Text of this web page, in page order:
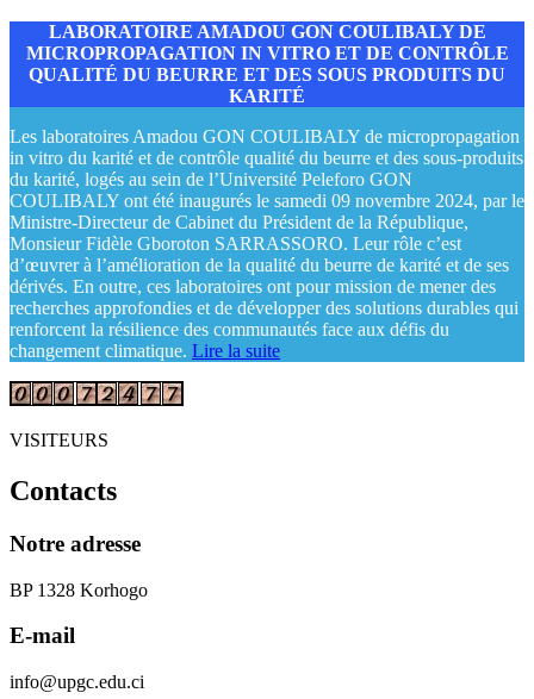
LABORATOIRE AMADOU GON COULIBALY DE
MICROPROPAGATION IN VITRO ET DE CONTRÔLE
QUALITÉ DU BEURRE ET DES SOUS PRODUITS DU
KARITÉ
Les laboratoires Amadou GON COULIBALY de micropropagation
in vitro du karité et de contrôle qualité du beurre et des sous-produits
du karité, logés au sein de l’Université Peleforo GON
COULIBALY ont été inaugurés le samedi 09 novembre 2024, par le
Ministre-Directeur de Cabinet du Président de la République,
Monsieur Fidèle Gboroton SARRASSORO. Leur rôle c’est
d’œuvrer à l’amélioration de la qualité du beurre de karité et de ses
dérivés. En outre, ces laboratoires ont pour mission de mener des
recherches approfondies et de développer des solutions durables qui
renforcent la résilience des communautés face aux défis du
changement climatique. Lire la suite
VISITEURS
Contacts
Notre adresse
BP 1328 Korhogo
E-mail
info@upgc.edu.ci